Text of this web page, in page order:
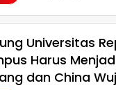
Universitas
Harus
dan China